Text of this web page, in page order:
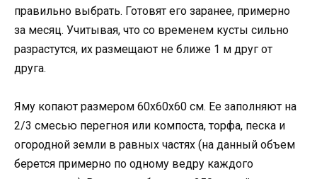
правильно выбрать. Готовят его заранее, примерно
за месяц. Учитывая, что со временем кусты сильно
разрастутся, их размещают не ближе 1 м друг от
друга.
Яму копают размером 60x60x60 см. Ее заполняют на
2/3 смесью перегноя или компоста, торфа, песка и
огородной земли в равных частях (на данный объем
берется примерно по одному ведру каждого